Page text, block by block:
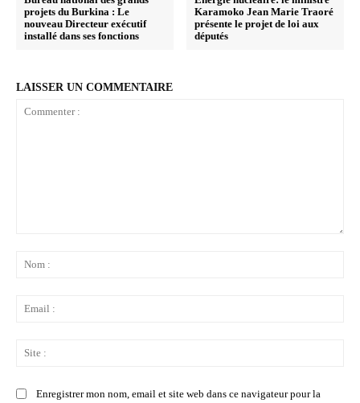
projets du Burkina : ‎Le
nouveau Directeur exécutif
installé dans ses fonctions
Karamoko Jean Marie Traoré
présente le projet de loi aux
députés
LAISSER UN COMMENTAIRE
Enregistrer mon nom, email et site web dans ce navigateur pour la